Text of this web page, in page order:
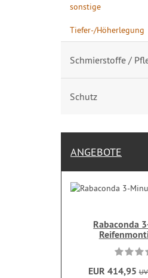
sonstige
Tiefer-/Höherlegung
Schmierstoffe /
Schutz
ANGEBOTE
Rabaconda
EUR 414,95